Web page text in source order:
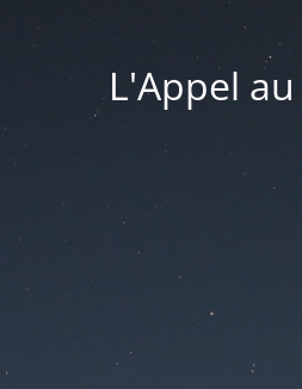
L'Appel